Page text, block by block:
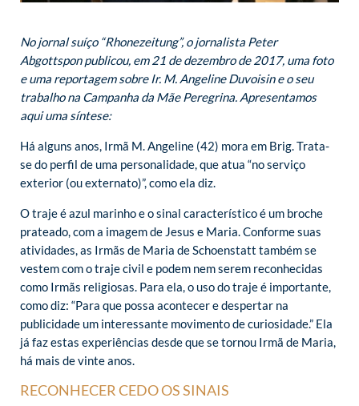
No jornal suíço “Rhonezeitung”, o jornalista Peter
Abgottspon publicou, em 21 de dezembro de 2017, uma foto
e uma reportagem sobre Ir. M. Angeline Duvoisin e o seu
trabalho na Campanha da Mãe Peregrina. Apresentamos
aqui uma síntese:
Há alguns anos, Irmã M. Angeline (42) mora em Brig. Trata-
se do perfil de uma personalidade, que atua “no serviço
exterior (ou externato)”, como ela diz.
O traje é azul marinho e o sinal característico é um broche
prateado, com a imagem de Jesus e Maria. Conforme suas
atividades, as Irmãs de Maria de Schoenstatt também se
vestem com o traje civil e podem nem serem reconhecidas
como Irmãs religiosas. Para ela, o uso do traje é importante,
como diz: “Para que possa acontecer e despertar na
publicidade um interessante movimento de curiosidade.” Ela
já faz estas experiências desde que se tornou Irmã de Maria,
há mais de vinte anos.
RECONHECER CEDO OS SINAIS